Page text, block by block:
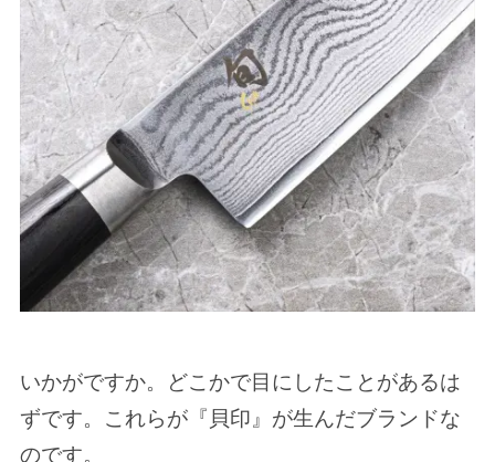
いかがですか。どこかで目にしたことがあるは
ずです。これらが『貝印』が生んだブランドな
のです。